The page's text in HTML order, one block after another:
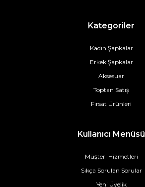
Kategoriler
Kadın Şapkalar
Erkek Şapkalar
Aksesuar
Toptan Satış
Fırsat Ürünleri
Kullanıcı Menüsü
Müşteri Hizmetleri
Sıkça Sorulan Sorular
Yeni Üyelik